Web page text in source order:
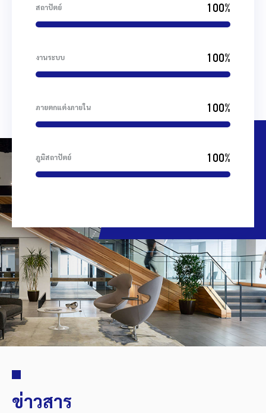
สถาปัตย์ 100%
งานระบบ 100%
ภายตกแต่งภายใน 100%
ภูมิสถาปัตย์ 100%
ข่าวสาร